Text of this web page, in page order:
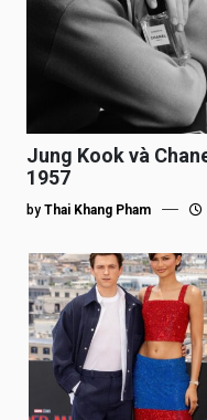
Jung Kook và
1957
by Thai Khang Pham